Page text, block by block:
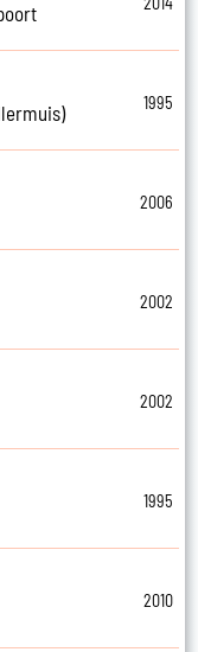
1995
2006
2002
2002
1995
2010